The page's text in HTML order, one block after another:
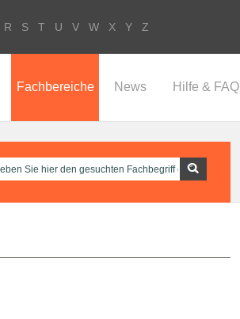
R S T U V W X Y Z
Fachbereiche News Hilfe & FAQ